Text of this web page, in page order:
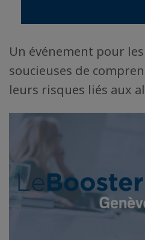
Un événement pour
soucieuses de
leurs risques liés aux